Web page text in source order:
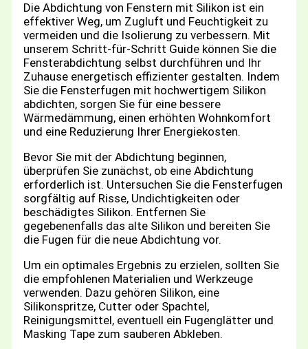
Die Abdichtung von Fenstern mit Silikon ist ein
effektiver Weg, um Zugluft und Feuchtigkeit zu
vermeiden und die Isolierung zu verbessern. Mit
unserem Schritt-für-Schritt Guide können Sie die
Fensterabdichtung selbst durchführen und Ihr
Zuhause energetisch effizienter gestalten. Indem
Sie die Fensterfugen mit hochwertigem Silikon
abdichten, sorgen Sie für eine bessere
Wärmedämmung, einen erhöhten Wohnkomfort
und eine Reduzierung Ihrer Energiekosten.
Bevor Sie mit der Abdichtung beginnen,
überprüfen Sie zunächst, ob eine Abdichtung
erforderlich ist. Untersuchen Sie die Fensterfugen
sorgfältig auf Risse, Undichtigkeiten oder
beschädigtes Silikon. Entfernen Sie
gegebenenfalls das alte Silikon und bereiten Sie
die Fugen für die neue Abdichtung vor.
Um ein optimales Ergebnis zu erzielen, sollten Sie
die empfohlenen Materialien und Werkzeuge
verwenden. Dazu gehören Silikon, eine
Silikonspritze, Cutter oder Spachtel,
Reinigungsmittel, eventuell ein Fugenglätter und
Masking Tape zum sauberen Abkleben.